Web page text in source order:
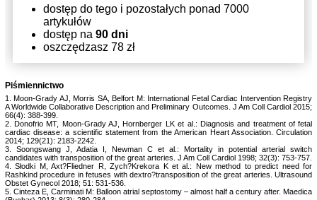
dostęp do tego i pozostałych ponad 7000
artykułów
dostęp na 90 dni
oszczędzasz 78 zł
Piśmiennictwo
1. Moon-Grady AJ, Morris SA, Belfort M: International Fetal Cardiac Intervention Registry
A Worldwide Collaborative Description and Preliminary Outcomes. J Am Coll Cardiol 2015;
66(4): 388-399.
2. Donofrio MT, Moon-Grady AJ, Hornberger LK et al.: Diagnosis and treatment of fetal
cardiac disease: a scientific statement from the American Heart Association. Circulation
2014; 129(21): 2183-2242.
3. Soongswang J, Adatia I, Newman C et al.: Mortality in potential arterial switch
candidates with transposition of the great arteries. J Am Coll Cardiol 1998; 32(3): 753-757.
4. Słodki M, Axt?Fliedner R, Zych?Krekora K et al.: New method to predict need for
Rashkind procedure in fetuses with dextro?transposition of the great arteries. Ultrasound
Obstet Gynecol 2018; 51: 531-536.
5. Cinteza E, Carminati M: Balloon atrial septostomy – almost half a century after. Maedica